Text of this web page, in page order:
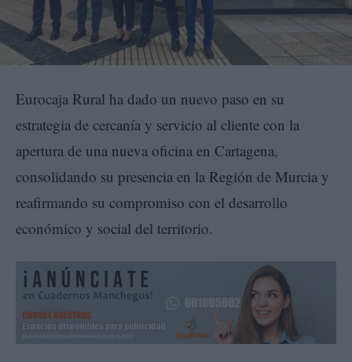
Eurocaja Rural ha dado un nuevo paso en su
estrategia de cercanía y servicio al cliente con la
apertura de una nueva oficina en Cartagena,
consolidando su presencia en la Región de Murcia y
reafirmando su compromiso con el desarrollo
económico y social del territorio.